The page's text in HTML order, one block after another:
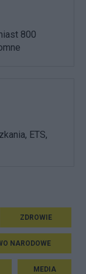
800
ETS,
ZDROWIE
NARODOWE
MEDIA